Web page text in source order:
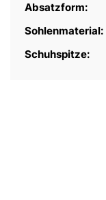
Absatzform:
Sohlenmaterial:
Schuhspitze: